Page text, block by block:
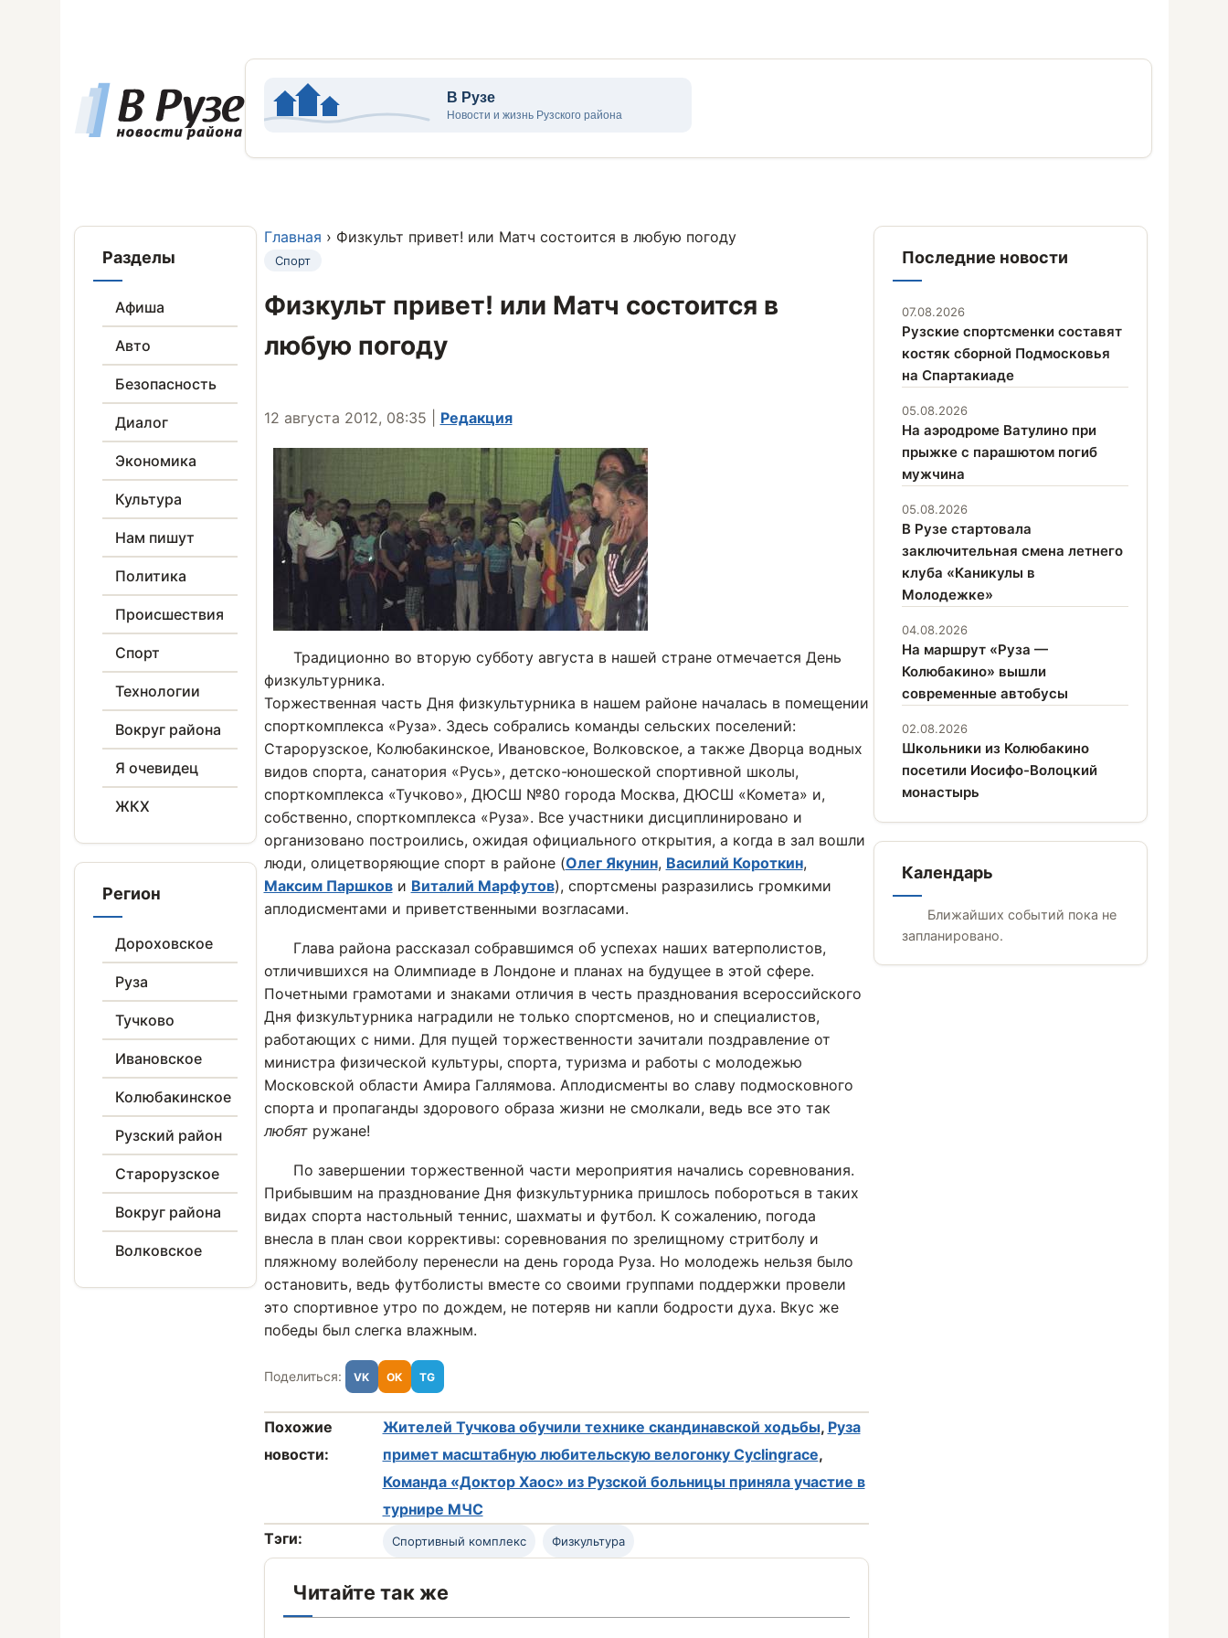
Разделы
Афиша
Авто
Безопасность
Диалог
Экономика
Культура
Нам пишут
Политика
Происшествия
Спорт
Технологии
Вокруг района
Я очевидец
ЖКХ
Регион
Дороховское
Руза
Тучково
Ивановское
Колюбакинское
Рузский район
Старорузское
Вокруг района
Волковское
Главная › Физкульт привет! или Матч состоится в любую погоду
Спорт
Физкульт привет! или Матч состоится в
любую погоду
12 августа 2012, 08:35 Редакция
Традиционно во вторую субботу августа в нашей стране отмечается День
физкультурника.
Торжественная часть Дня физкультурника в нашем районе началась в помещении
спорткомплекса «Руза». Здесь собрались команды сельских поселений:
Старорузское, Колюбакинское, Ивановское, Волковское, а также Дворца водных
видов спорта, санатория «Русь», детско-юношеской спортивной школы,
спорткомплекса «Тучково», ДЮСШ №80 города Москва, ДЮСШ «Комета» и,
собственно, спорткомплекса «Руза». Все участники дисциплинировано и
организовано построились, ожидая официального открытия, а когда в зал вошли
люди, олицетворяющие спорт в районе (Олег Якунин, Василий Короткин,
Максим Паршкови Виталий Марфутов), спортсмены разразились громкими
аплодисментами и приветственными возгласами.
Глава района рассказал собравшимся об успехах наших ватерполистов,
отличившихся на Олимпиаде в Лондоне и планах на будущее в этой сфере.
Почетными грамотами и знаками отличия в честь празднования всероссийского
Дня физкультурника наградили не только спортсменов, но и специалистов,
работающих с ними. Для пущей торжественности зачитали поздравление от
министра физической культуры, спорта, туризма и работы с молодежью
Московской области Амира Галлямова. Аплодисменты во славу подмосковного
спорта и пропаганды здорового образа жизни не смолкали, ведь все это так
любят ружане!
По завершении торжественной части мероприятия начались соревнования.
Прибывшим на празднование Дня физкультурника пришлось побороться в таких
видах спорта настольный теннис, шахматы и футбол. К сожалению, погода
внесла в план свои коррективы: соревнования по зрелищному стритболу и
пляжному волейболу перенесли на день города Руза. Но молодежь нельзя было
остановить, ведь футболисты вместе со своими группами поддержки провели
это спортивное утро по дождем, не потеряв ни капли бодрости духа. Вкус же
победы был слегка влажным.
Поделиться: VK ОК TG
Похожие
новости:
Жителей Тучкова обучили технике скандинавской ходьбы, Руза
примет масштабную любительскую велогонку Cyclingrace,
Команда «Доктор Хаос» из Рузской больницы приняла участие в
турнире МЧС
Тэги:
Спортивный комплекс Физкультура
Читайте так же
Последние новости
07.08.2026
Рузские спортсменки составят
костяк сборной Подмосковья
на Спартакиаде
05.08.2026
На аэродроме Ватулино при
прыжке с парашютом погиб
мужчина
05.08.2026
В Рузе стартовала
заключительная смена летнего
клуба «Каникулы в
Молодежке»
04.08.2026
На маршрут «Руза —
Колюбакино» вышли
современные автобусы
02.08.2026
Школьники из Колюбакино
посетили Иосифо-Волоцкий
монастырь
Календарь
Ближайших событий пока не
запланировано.